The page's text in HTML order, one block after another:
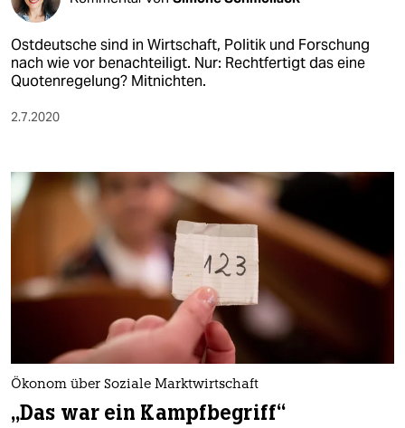
Ostdeutsche sind in Wirtschaft, Politik und Forschung
nach wie vor benachteiligt. Nur: Rechtfertigt das eine
Quotenregelung? Mitnichten.
2.7.2020
Ökonom über Soziale Marktwirtschaft
„Das war ein Kampfbegriff“